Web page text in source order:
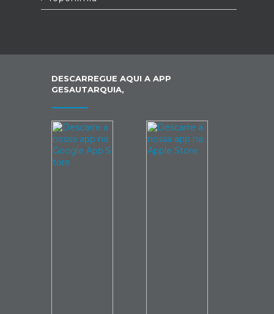
DESCARREGUE AQUI A APP
GESAUTARQUIA,